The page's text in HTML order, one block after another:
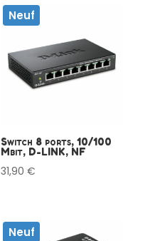
Neuf
Switch 8 ports, 10/100
Mbit, D-LINK, NF
31,90€
Neuf